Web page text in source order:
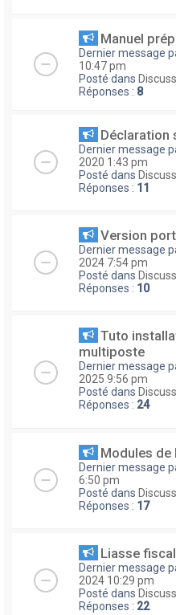
Manuel
Dernier message
10:47 pm
Posté dans
Réponses : 8
Déclaration
Dernier message
2020 1:43 pm
Posté dans
Réponses : 11
Version
Dernier message
2024 7:54 pm
Posté dans
Réponses : 10
Tuto
multiposte
Dernier message
2025 9:56 pm
Posté dans
Réponses : 24
Modules de
Dernier message
6:50 pm
Posté dans
Réponses : 17
Liasse
Dernier message
2024 10:29 pm
Posté dans
Réponses : 22